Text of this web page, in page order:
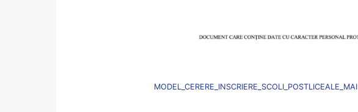
MODEL_CERERE_INSCRIERE_SCOLI_POSTLICEALE_MAI